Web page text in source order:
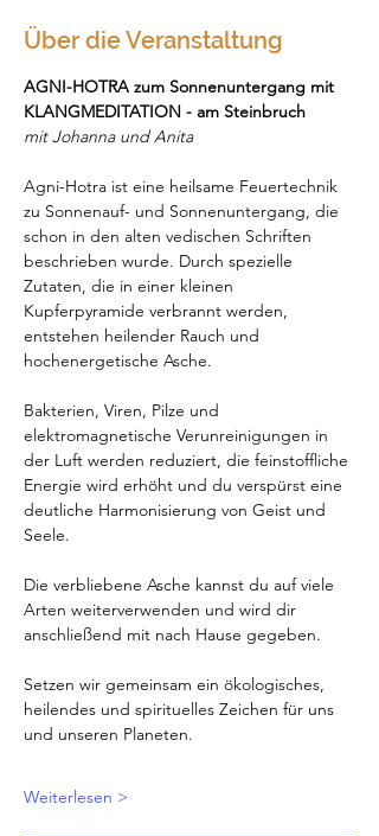
Über die Veranstaltung
AGNI-HOTRA zum Sonnenuntergang mit
KLANGMEDITATION - am Steinbruch
mit Johanna und Anita
Agni-Hotra ist eine heilsame Feuertechnik
zu Sonnenauf- und Sonnenuntergang, die
schon in den alten vedischen Schriften
beschrieben wurde. Durch spezielle
Zutaten, die in einer kleinen
Kupferpyramide verbrannt werden,
entstehen heilender Rauch und
hochenergetische Asche.
Bakterien, Viren, Pilze und
elektromagnetische Verunreinigungen in
der Luft werden reduziert, die feinstoffliche
Energie wird erhöht und du verspürst eine
deutliche Harmonisierung von Geist und
Seele.
Die verbliebene Asche kannst du auf viele
Arten weiterverwenden und wird dir
anschließend mit nach Hause gegeben.
Setzen wir gemeinsam ein ökologisches,
heilendes und spirituelles Zeichen für uns
und unseren Planeten.
Weiterlesen >